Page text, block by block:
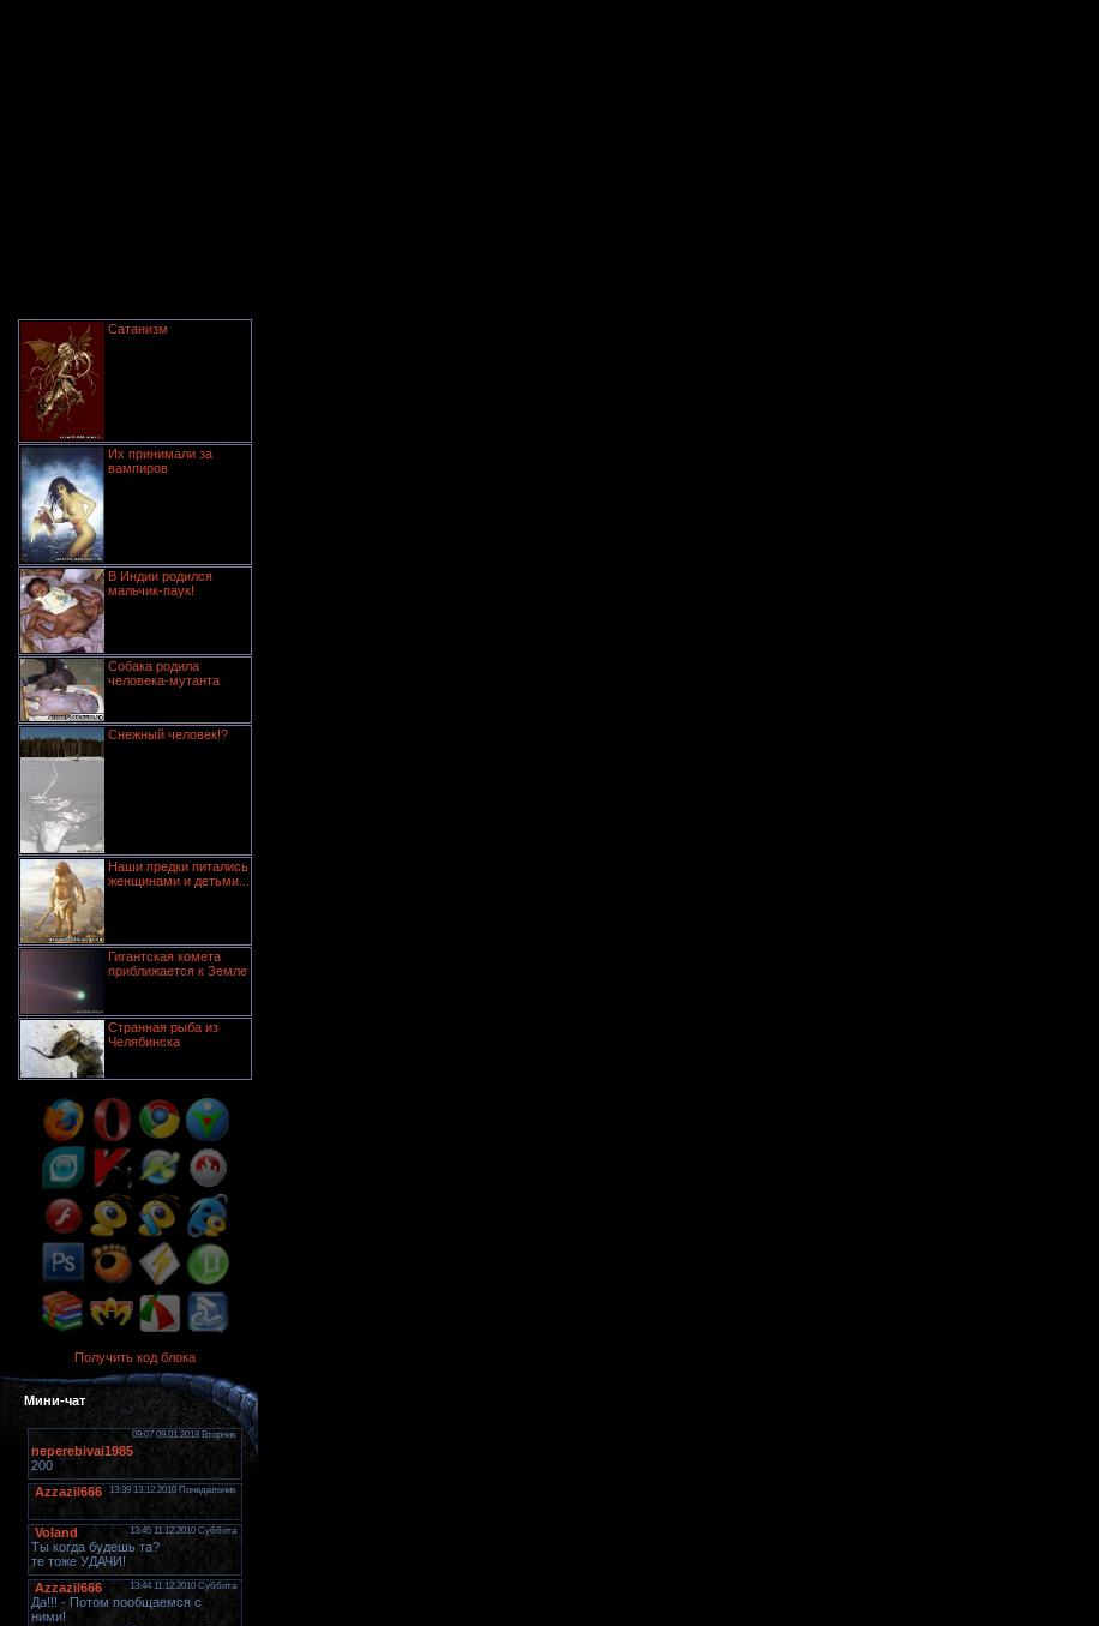
Сатанизм
Их принимали за
вампиров
В Индии родился
мальчик-паук!
Собака родила
человека-мутанта
Снежный человек!?
Наши предки питались
женщинами и детьми...
Гигантская комета
приближается к Земле
Странная рыба из
Челябинска
Получить код блока
Мини-чат